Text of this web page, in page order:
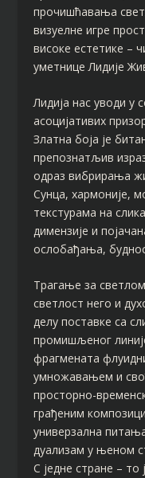
прочишћавања
визуелне игре
високе естетике –
уметнице Лидије
Лидија нас уводи у
асоцијативих
Златна боја је
препознатљив
одраз вибрирања
Сунца, хармоније,
текстурама на
димензије и
ослобађања,
Трагање за
светлост него и
делу поставке са
промишљеног
фрагмената
умножавањем и
просторно-
грађеним
универзална
дуализам у њеном
С једне стране – то